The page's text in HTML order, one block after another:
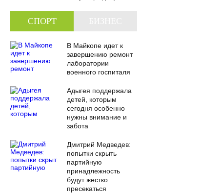
СПОРТ
В Майкопе идет к
завершению ремонт
лаборатории
военного госпиталя
Адыгея поддержала
детей, которым
сегодня особенно
нужны внимание и
забота
Дмитрий Медведев:
попытки скрыть
партийную
принадлежность
будут жестко
пресекаться